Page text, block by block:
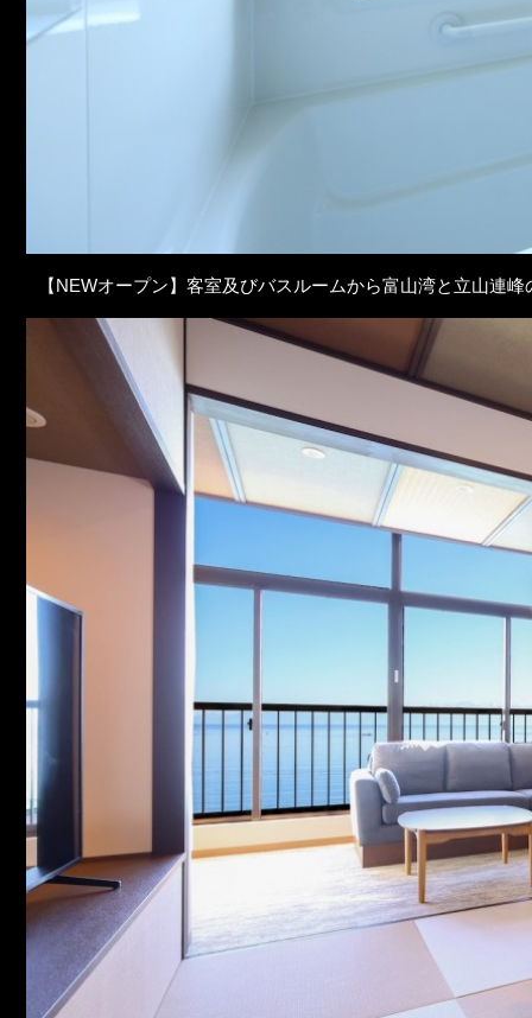
【NEWオープン】客室及びバスルームから富山湾と立山連